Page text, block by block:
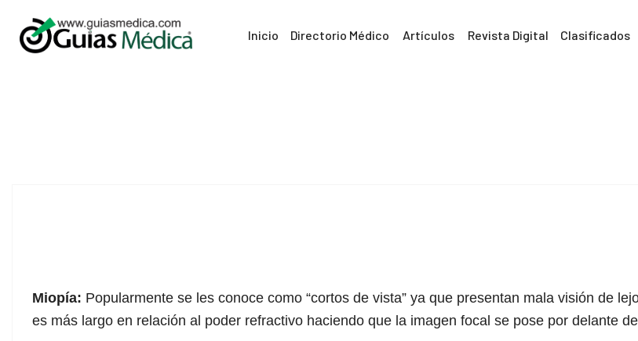
Inicio Directorio Médico Artículos Revista Digital Clasificados
Miopía: Popularmente se les conoce como “cortos de vista” ya que presentan mala visión de
es más largo en relación al poder refractivo haciendo que la imagen focal se pose por delante